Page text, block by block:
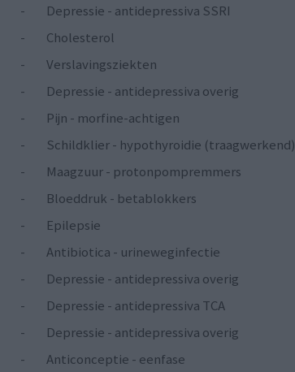
-
Depressie - antidepressiva SSRI
-
Cholesterol
-
Verslavingsziekten
-
Depressie - antidepressiva overig
-
Pijn - morfine-achtigen
-
Schildklier - hypothyroidie (traagwerkend)
-
Maagzuur - protonpompremmers
-
Bloeddruk - betablokkers
-
Epilepsie
-
Antibiotica - urineweginfectie
-
Depressie - antidepressiva overig
-
Depressie - antidepressiva TCA
-
Depressie - antidepressiva overig
-
Anticonceptie - eenfase